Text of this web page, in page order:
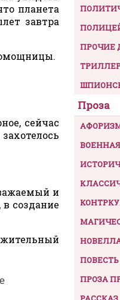
планета
завтра
сейчас
и
создание
ПРОЧИЕ
Проза
ПОВЕСТЬ
ПРОЗА